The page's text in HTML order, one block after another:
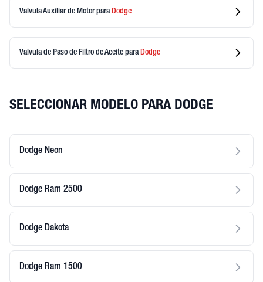
Valvula Auxiliar de Motorpara Dodge
Valvula de Paso de Filtro de Aceite para Dodge
SELECCIONAR MODELO PARA DODGE
Dodge Neon
Dodge Ram 2500
Dodge Dakota
Dodge Ram 1500